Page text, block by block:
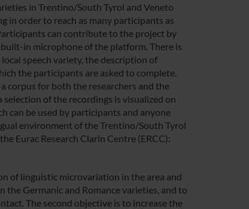
in Trentino/South Tyrol and Veneto
in order to reach as many participants as
can contribute to the project by
in microphone of the platform. There is
speech variety, the description of
the participants are asked to complete.
corpus for both the researchers and the
of the recordings is visualized on
can be used by participants and anyone
environment of the Trentino/South Tyrol
Eurac Research Clarin Centre (ERCC):
of linguistic microvariation in the area and
Germanic and Romance varieties, and to
The second objective is to increase the